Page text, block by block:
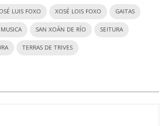
LUIS FOXO XOSÉ LOIS FOXO GAITAS
MUSICA SAN XOÁN DE RÍO SEITURA
TERRAS DE TRIVES